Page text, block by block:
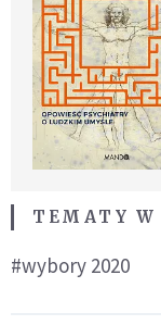
TEMATY W
#wybory 2020